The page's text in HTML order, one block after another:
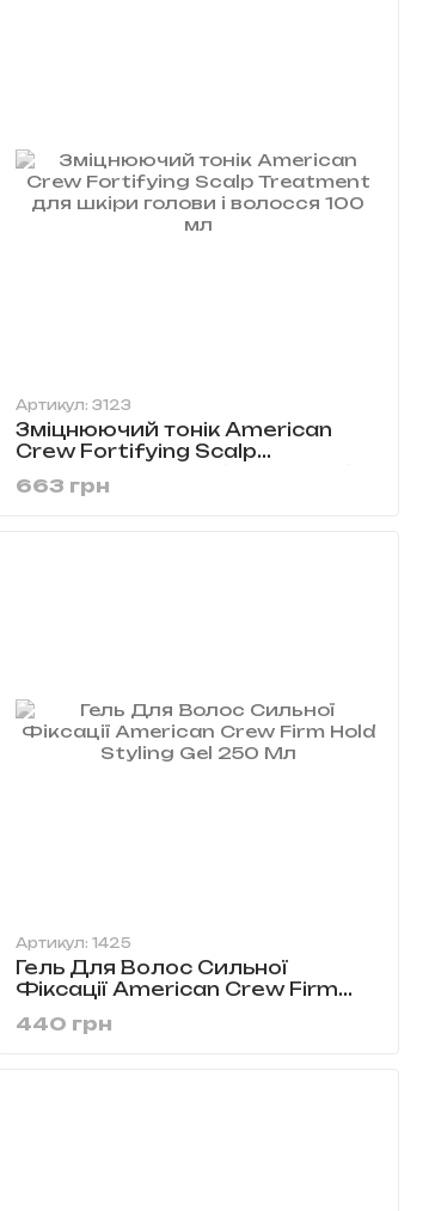
Артикул: 3123
Зміцнюючий тонік American
Crew Fortifying Scalp
волосся 100 мл
663 грн
Артикул: 1425
Гель Для Волос Сильної
Фіксації American Crew Firm
440 грн